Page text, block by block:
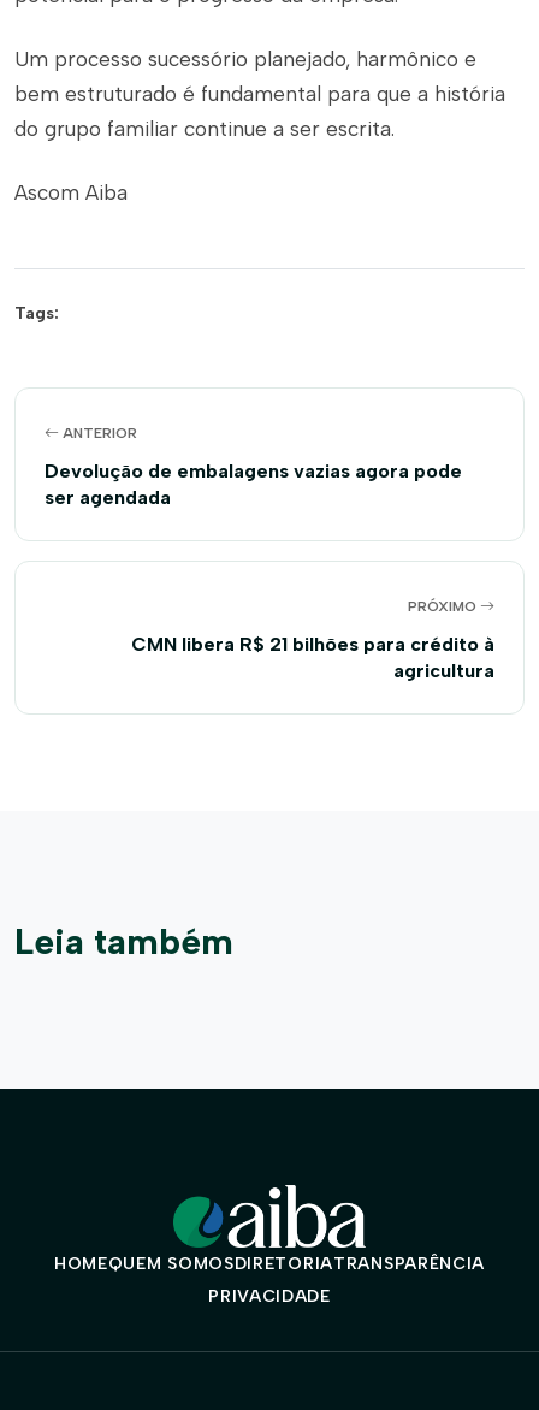
Um processo sucessório planejado, harmônico e
bem estruturado é fundamental para que a história
do grupo familiar continue a ser escrita.
Ascom Aiba
Tags:
ANTERIOR
Devolução de embalagens vazias agora pode
ser agendada
PRÓXIMO
CMN libera R$ 21 bilhões para crédito à
agricultura
Leia também
HOMEQUEM SOMOSDIRETORIATRANSPARÊNCIA
PRIVACIDADE